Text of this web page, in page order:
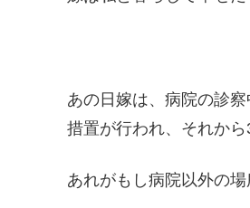
あの日嫁は、病院の診
措置が行われ、それから
あれがもし病院以外の